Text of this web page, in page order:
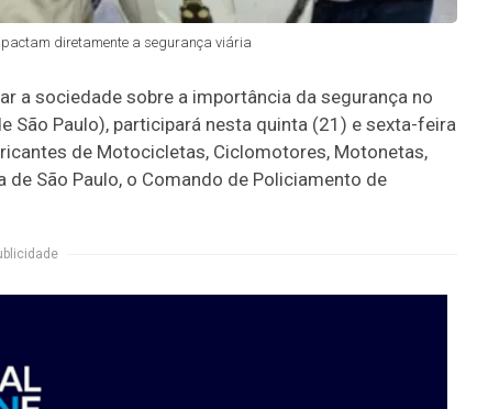
diretamente a segurança viária
a sociedade sobre a importância da segurança no
São Paulo), participará nesta quinta (21) e sexta-feira
de Motocicletas, Ciclomotores, Motonetas,
São Paulo, o Comando de Policiamento de